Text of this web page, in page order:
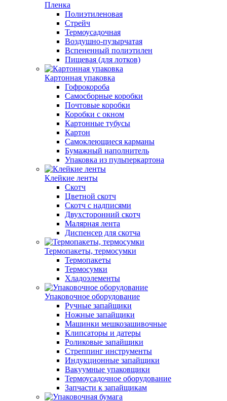
Пленка
Полиэтиленовая
Стрейч
Термоусадочная
Воздушно-пузырчатая
Вспененный полиэтилен
Пищевая (для лотков)
Картонная упаковка
Гофрокороба
Самосборные коробки
Почтовые коробки
Коробки с окном
Картонные тубусы
Картон
Самоклеющиеся карманы
Бумажный наполнитель
Упаковка из пульперкартона
Клейкие ленты
Скотч
Цветной скотч
Скотч с надписями
Двухсторонний скотч
Малярная лента
Диспенсер для скотча
Термопакеты, термосумки
Термопакеты
Термосумки
Хладоэлементы
Упаковочное оборудование
Ручные запайщики
Ножные запайщики
Машинки мешкозашивочные
Клипсаторы и датеры
Роликовые запайщики
Стреппинг инструменты
Индукционные запайщики
Вакуумные упаковщики
Термоусадочное оборудование
Запчасти к запайщикам